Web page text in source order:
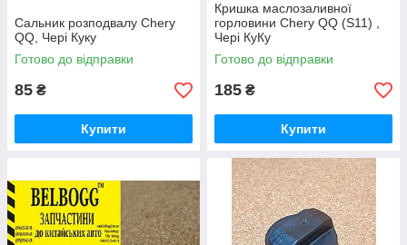
Сальник розподвалу Chery
QQ, Чері Куку
Готово до відправки
85 ₴
Купити
Кришка маслозаливної
горловини Chery QQ (S11) ,
Чері КуКу
Готово до відправки
185 ₴
Купити